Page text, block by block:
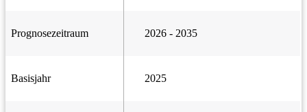
Prognosezeitraum 2026 - 2035
Basisjahr 2025